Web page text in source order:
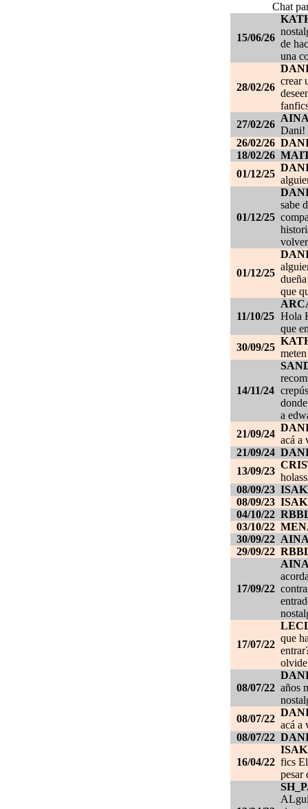
Chat
15/06/26
de
una
28/02/26
crear
27/02/26
Dani!
26/02/26
18/02/26
01/12/25
01/12/25
sabe
01/12/25
que
11/10/25 Hola
que
30/09/25
14/11/24
a
21/09/24
acá a
21/09/24
13/09/23
08/09/23
08/09/23
04/10/22
03/10/22
30/09/22
29/09/22
17/09/22
17/07/22
que
08/07/22 años
08/07/22
acá a
08/07/22
16/04/22 fics
pesar